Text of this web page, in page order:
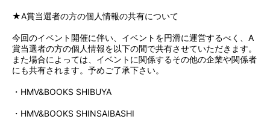
★A賞当選者の方の個人情報の共有について
今回のイベント開催に伴い、イベントを円滑に運営するべく、A
賞当選者の方の個人情報を以下の間で共有させていただきます。
また場合によっては、イベントに関係するその他の企業や関係者
にも共有されます。予めご了承下さい。
・HMV&BOOKS SHIBUYA
・HMV&BOOKS SHINSAIBASHI